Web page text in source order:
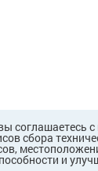
соглашаетесь
сбора
и